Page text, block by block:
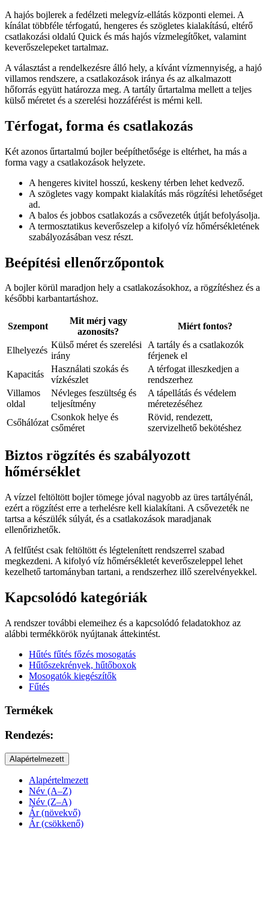
A hajós bojlerek a fedélzeti melegvíz-ellátás központi elemei. A
kínálat többféle térfogatú, hengeres és szögletes kialakítású, eltérő
csatlakozási oldalú Quick és más hajós vízmelegítőket, valamint
keverőszelepeket tartalmaz.
A választást a rendelkezésre álló hely, a kívánt vízmennyiség, a hajó
villamos rendszere, a csatlakozások iránya és az alkalmazott
hőforrás együtt határozza meg. A tartály űrtartalma mellett a teljes
külső méretet és a szerelési hozzáférést is mérni kell.
Térfogat, forma és csatlakozás
Két azonos űrtartalmú bojler beépíthetősége is eltérhet, ha más a
forma vagy a csatlakozások helyzete.
A hengeres kivitel hosszú, keskeny térben lehet kedvező.
A szögletes vagy kompakt kialakítás más rögzítési lehetőséget
ad.
A balos és jobbos csatlakozás a csővezeték útját befolyásolja.
A termosztatikus keverőszelep a kifolyó víz hőmérsékletének
szabályozásában vesz részt.
Beépítési ellenőrzőpontok
A bojler körül maradjon hely a csatlakozásokhoz, a rögzítéshez és a
későbbi karbantartáshoz.
Szempont
Mit mérj vagy
azonosíts?
Miért fontos?
Elhelyezés
Külső méret és szerelési
irány
A tartály és a csatlakozók
férjenek el
Kapacitás
Használati szokás és
vízkészlet
A térfogat illeszkedjen a
rendszerhez
Villamos
oldal
Névleges feszültség és
teljesítmény
A tápellátás és védelem
méretezéséhez
Csőhálózat
Csonkok helye és
csőméret
Rövid, rendezett,
szervizelhető bekötéshez
Biztos rögzítés és szabályozott
hőmérséklet
A vízzel feltöltött bojler tömege jóval nagyobb az üres tartályénál,
ezért a rögzítést erre a terhelésre kell kialakítani. A csővezeték ne
tartsa a készülék súlyát, és a csatlakozások maradjanak
ellenőrizhetők.
A felfűtést csak feltöltött és légtelenített rendszerrel szabad
megkezdeni. A kifolyó víz hőmérsékletét keverőszeleppel lehet
kezelhető tartományban tartani, a rendszerhez illő szerelvényekkel.
Kapcsolódó kategóriák
A rendszer további elemeihez és a kapcsolódó feladatokhoz az
alábbi termékkörök nyújtanak áttekintést.
Hűtés fűtés főzés mosogatás
Hűtőszekrények, hűtőboxok
Mosogatók kiegészítők
Fűtés
Termékek
Rendezés:
Alapértelmezett
Alapértelmezett
Név (A–Z)
Név (Z–A)
Ár (növekvő)
Ár (csökkenő)